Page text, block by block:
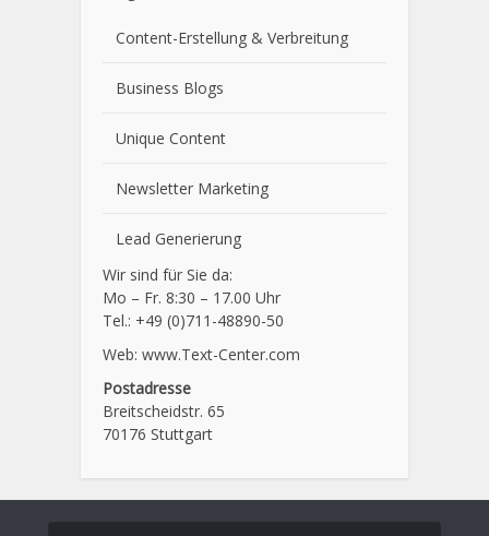
Content-Erstellung & Verbreitung
Business Blogs
Unique Content
Newsletter Marketing
Lead Generierung
Wir sind für Sie da:
Mo – Fr. 8:30 – 17.00 Uhr
Tel.: +49 (0)711-48890-50
Web: www.Text-Center.com
Postadresse
Breitscheidstr. 65
70176 Stuttgart